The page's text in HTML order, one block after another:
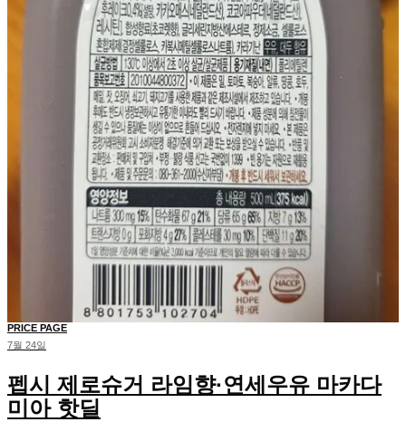
PRICE PAGE
7월 24일
펩시 제로슈거 라임향·연세우유 마카다
미아 핫딜